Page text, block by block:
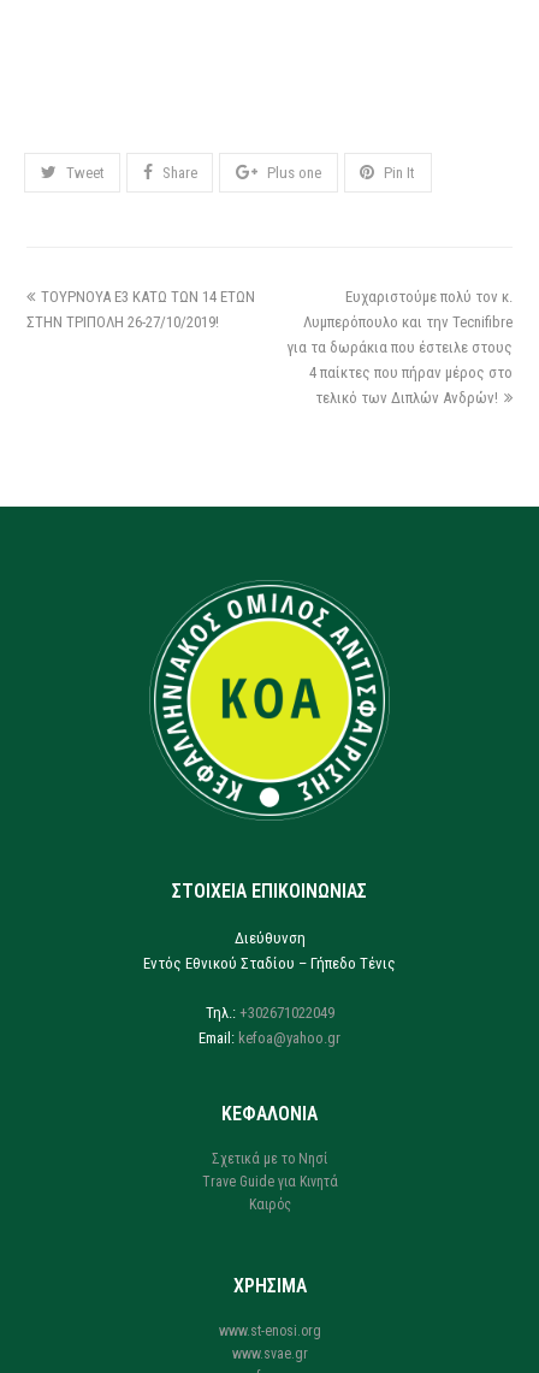
Tweet Share Plus one Pin It
ΤΟΥΡΝΟΥΑ Ε3 ΚΑΤΩ ΤΩΝ 14 ΕΤΩΝ
ΣΤΗΝ ΤΡΙΠΟΛΗ 26-27/10/2019!
Ευχαριστούμε πολύ τον κ.
Λυμπερόπουλο και την Tecnifibre
για τα δωράκια που έστειλε στους
4 παίκτες που πήραν μέρος στο
τελικό των Διπλών Ανδρών!
ΣΤΟΙΧΕΙΑ ΕΠΙΚΟΙΝΩΝΙΑΣ
Διεύθυνση
Εντός Εθνικού Σταδίου – Γήπεδο Τένις
Τηλ.: +302671022049
Email: kefoa@yahoo.gr
ΚΕΦΑΛΟΝΙΑ
Σχετικά με το Νησί
Trave Guide για Κινητά
Καιρός
ΧΡΗΣΙΜΑ
www.st-enosi.org
www.svae.gr